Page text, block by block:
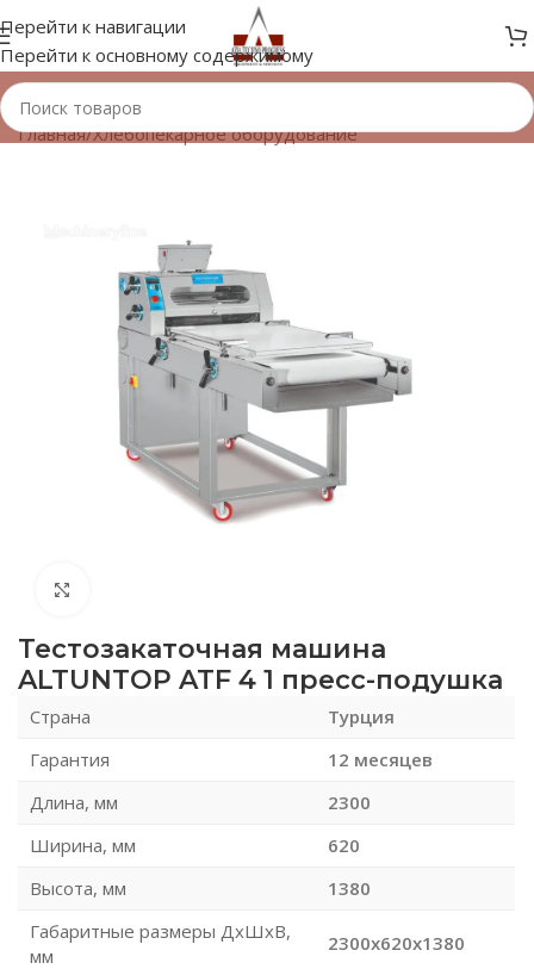
Перейти к навигации
Перейти к основному содержимому
Главная/Хлебопекарное оборудование
Тестозакаточная машина
ALTUNTOP ATF 4 1 пресс-подушка
Страна
Турция
Гарантия
12 месяцев
Длина, мм
2300
Ширина, мм
620
Высота, мм
1380
Габаритные размеры ДхШхВ,
мм
2300x620x1380